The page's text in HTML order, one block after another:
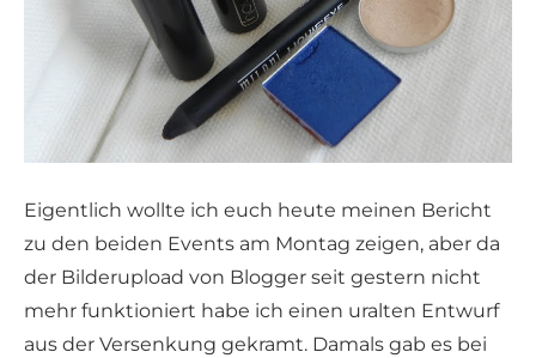
Eigentlich wollte ich euch heute meinen Bericht
zu den beiden Events am Montag zeigen, aber da
der Bilderupload von Blogger seit gestern nicht
mehr funktioniert habe ich einen uralten Entwurf
aus der Versenkung gekramt. Damals gab es bei